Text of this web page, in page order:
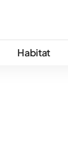
Habitat